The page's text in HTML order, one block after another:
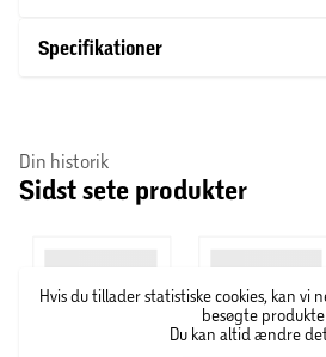
Specifikationer
Din historik
Sidst sete produkter
Hvis du tillader statistiske cookies, kan vi
besøgte
Du kan altid ændre